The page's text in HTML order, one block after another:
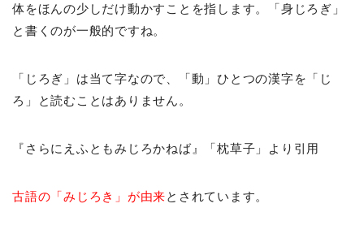
体をほんの少しだけ動かすことを指します。「身じろぎ」
と書くのが一般的ですね。
「じろぎ」は当て字なので、「動」ひとつの漢字を「じ
ろ」と読むことはありません。
『さらにえふともみじろかねば』「枕草子」より引用
古語の「みじろき」が由来とされています。